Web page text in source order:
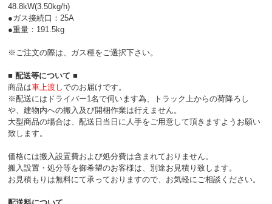
48.8kW(3.50kg/h)
●ガス接続口：25A
●重量：191.5kg
※ご注文の際は、ガス種をご選択下さい。
■ 配送等について ■
商品は車上渡しでのお届けです。
※配送にはドライバー1名で伺います為、トラック上からの荷降ろし
や、建物内への搬入及び開梱作業は行えません。
大型商品の場合は、配送日当日に人手をご用意して頂きますようお願い
致します。
価格には搬入設置費および処分費は含まれておりません。
搬入設置・処分等を御希望のお客様は、別途お見積り致します。
お見積もりは無料にて承っておりますので、お気軽にご相談ください。